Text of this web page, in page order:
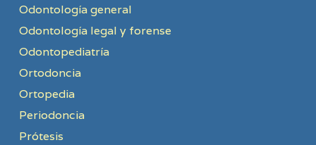
Odontología general
Odontología legal y forense
Odontopediatría
Ortodoncia
Ortopedia
Periodoncia
Prótesis